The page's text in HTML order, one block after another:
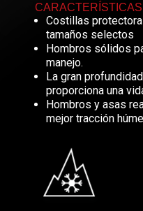
CARACTERÍSTICAS
Costillas
tamaños selectos
Hombros sólidos
manejo.
La gran
proporciona una
Hombros y asas
mejor tracción